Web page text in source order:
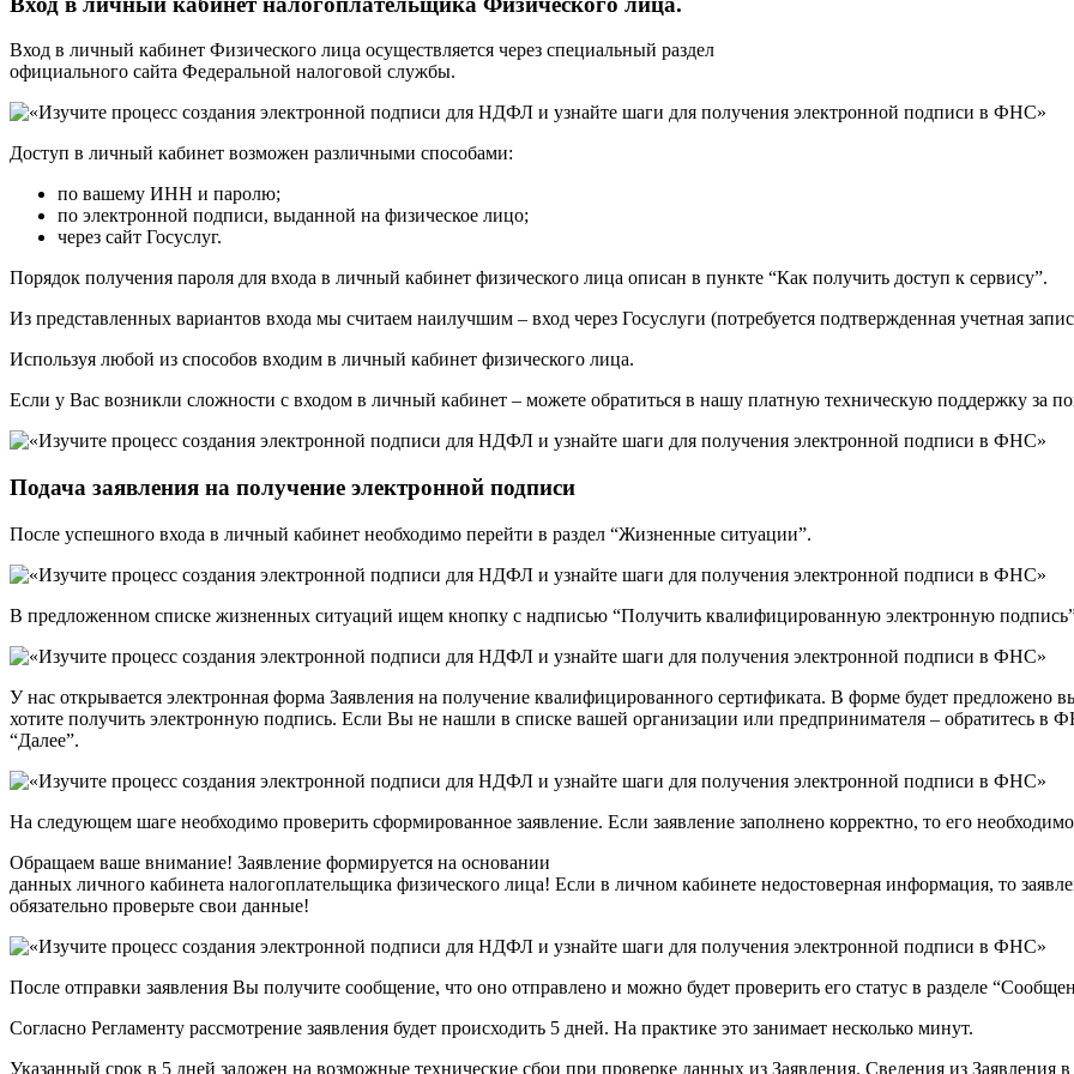
Вход в личный кабинет Физического лица осуществляется через специальный раздел
официального сайта Федеральной налоговой службы.
Доступ в личный кабинет возможен различными способами:
по вашему ИНН и паролю;
по электронной подписи, выданной на физическое лицо;
через сайт Госуслуг.
Порядок получения пароля для входа в личный кабинет физического лица описан в пункте “Как получить доступ к сервису”.
Из представленных вариантов входа мы считаем наилучшим – вход через Госуслуги (потребуется подтвержденная учетная
Используя любой из способов входим в личный кабинет физического лица.
Если у Вас возникли сложности с входом в личный кабинет – можете обратиться в нашу платную техническую поддержку за
Подача заявления на получение электронной подписи
После успешного входа в личный кабинет необходимо перейти в раздел “Жизненные ситуации”.
В предложенном списке жизненных ситуаций ищем кнопку с надписью “Получить квалифицированную электронную
У нас открывается электронная форма Заявления на получение квалифицированного сертификата. В форме будет
хотите получить электронную подпись. Если Вы не нашли в списке вашей организации или предпринимателя – обратитесь
“Далее”.
На следующем шаге необходимо проверить сформированное заявление. Если заявление заполнено корректно, то его
Обращаем ваше внимание! Заявление формируется на основании
данных личного кабинета налогоплательщика физического лица! Если в личном кабинете недостоверная информация, то
обязательно проверьте свои данные!
После отправки заявления Вы получите сообщение, что оно отправлено и можно будет проверить его статус в разделе
Согласно Регламенту рассмотрение заявления будет происходить 5 дней. На практике это занимает несколько минут.
Указанный срок в 5 дней заложен на возможные технические сбои при проверке данных из Заявления. Сведения из